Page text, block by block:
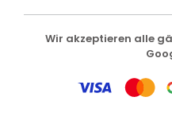
Wir akzeptieren alle